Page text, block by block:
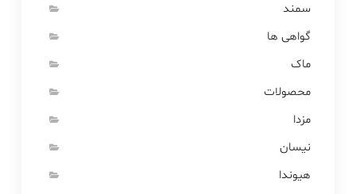
سمند
گواهی ها
ماک
محصولات
مزدا
نیسان
هیوندا